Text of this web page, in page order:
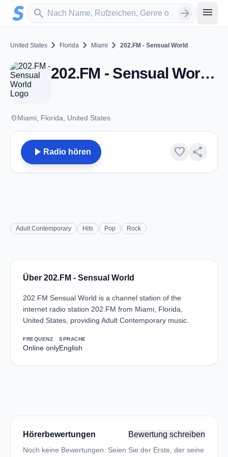
Zum Hauptinhalt springen
search
Sender suchen arrow_forward menu
United States chevron_right Florida chevron_right Miami chevron_right 202.FM - Sensual World
202.FM - Sensual World - Miami, FL
placeMiami, Florida, United States
play_arrow Radio hören favorite share
Adult Contemporary Hits Pop Rock
Über 202.FM - Sensual World
202.FM Sensual World is a channel station of the
internet radio station 202.FM from Miami, Florida,
United States, providing Adult Contemporary music.
FREQUENZ
Online only
SPRACHE
English
Hörerbewertungen Bewertung schreiben
Noch keine Bewertungen. Seien Sie der Erste, der seine